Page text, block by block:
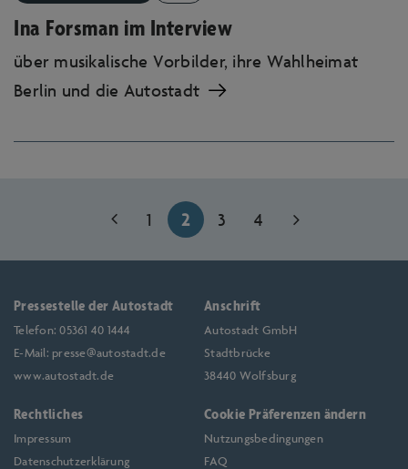
Ina Forsman im Interview
über musikalische Vorbilder, ihre Wahlheimat
Berlin und die Autostadt
1 2 3 4
Pressestelle der Autostadt
Telefon:05361 40 1444
E-Mail: presse@autostadt.de
www.autostadt.de
Anschrift
Autostadt GmbH
Stadtbrücke
38440 Wolfsburg
Rechtliches
Impressum
Datenschutzerklärung
Cookie Präferenzen ändern
Nutzungsbedingungen
FAQ
ermöglichen. Diese Cookies sammeln
Informationen darüber, wie Sie unsere
Webseite nutzen, zum Beispiel, welche
Seiten Sie am meisten besuchen oder wie
Webseite fortlaufend zu verbessern und Ihr
Nutzererlebnis zu optimieren.